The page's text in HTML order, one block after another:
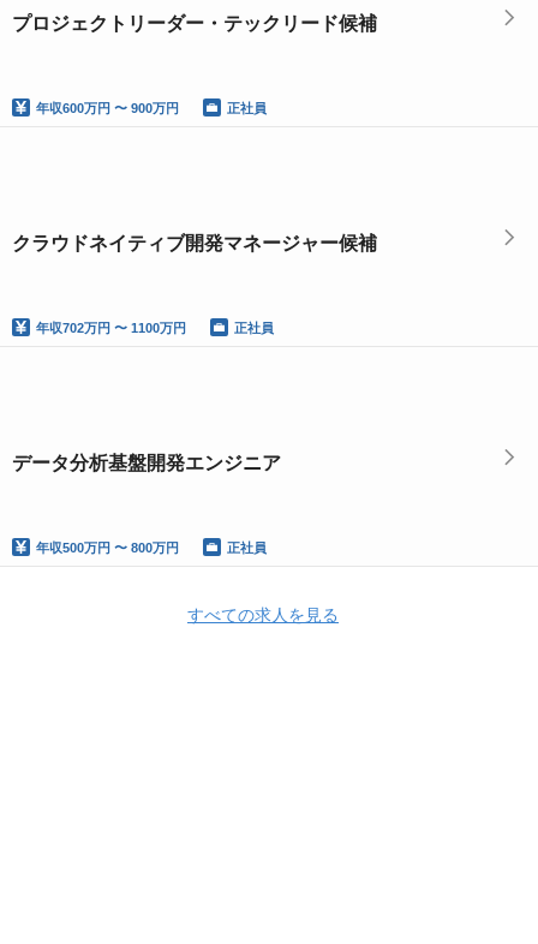
プロジェクトリーダー・テックリード候補
年収600万円 〜 900万円 正社員
クラウドネイティブ開発マネージャー候補
年収702万円 〜 1100万円 正社員
データ分析基盤開発エンジニア
年収500万円 〜 800万円 正社員
すべての求人を見る